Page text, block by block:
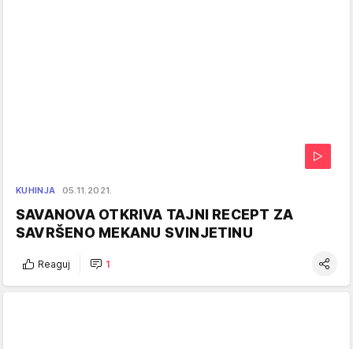
KUHINJA 05.11.2021.
SAVANOVA OTKRIVA TAJNI RECEPT ZA
SAVRŠENO MEKANU SVINJETINU
Reaguj 1